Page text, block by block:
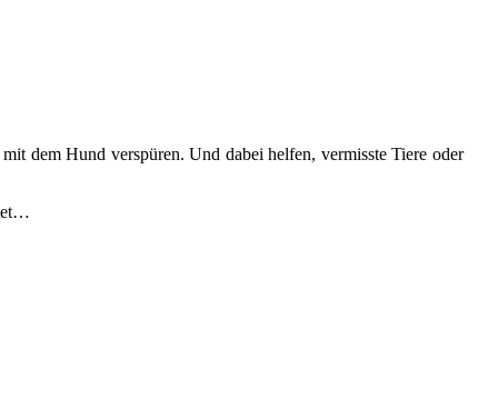
dem Hund verspüren. Und dabei helfen, vermisste Tiere oder